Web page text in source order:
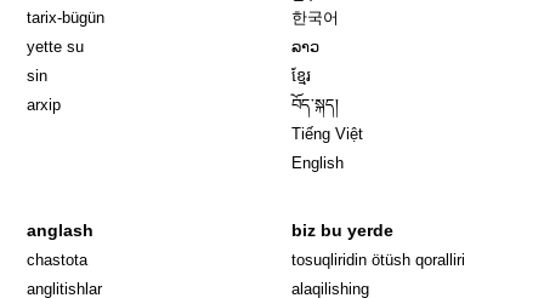
tarix-bügün
yette su
sin
arxip
한국어
ລາວ
ខ្មែរ
བོད་སྐད།
Tiếng Việt
English
anglash
chastota
anglitishlar
biz bu yerde
tosuqliridin ötüsh qoralliri
alaqilishing